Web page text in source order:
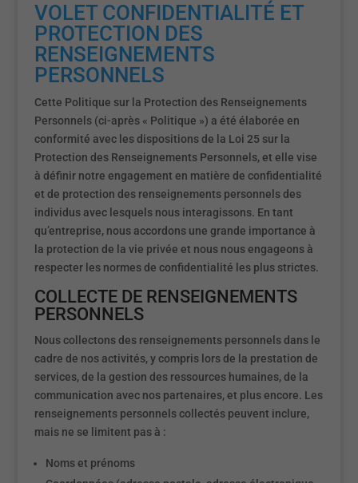
VOLET CONFIDENTIALITÉ ET
PROTECTION DES
RENSEIGNEMENTS
PERSONNELS
Cette Politique sur la Protection des Renseignements
Personnels (ci-après « Politique ») a été élaborée en
conformité avec les dispositions de la Loi 25 sur la
Protection des Renseignements Personnels, et elle vise
à définir notre engagement en matière de confidentialité
et de protection des renseignements personnels des
individus avec lesquels nous interagissons. En tant
qu’entreprise, nous accordons une grande importance à
la protection de la vie privée et nous nous engageons à
respecter les normes de confidentialité les plus strictes.
COLLECTE DE RENSEIGNEMENTS
PERSONNELS
Nous collectons des renseignements personnels dans le
cadre de nos activités, y compris lors de la prestation de
services, de la gestion des ressources humaines, de la
communication avec nos partenaires, et plus encore. Les
renseignements personnels collectés peuvent inclure,
mais ne se limitent pas à :
Noms et prénoms